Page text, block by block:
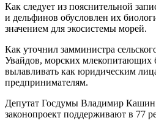
Как следует из пояснительной
и дельфинов обусловлен их
значением для экосистемы морей.
Как уточнил замминистра
Увайдов, морских млекопитающих
вылавливать как юридическим
предпринимателям.
Депутат Госдумы Владимир Кашин
законопроект поддерживают в 77